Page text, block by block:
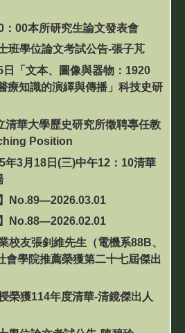
：00本所研究生論文發表會
班學位論文考試公告-張子芃
「文本、圖像與器物：1920
療知識的演繹與傳播」科技史研
清華大學歷史研究所徵聘專任教
Position
年3月18日(三)中午12：10清華
No.89—2026.03.01
No.88—2026.02.01
校友張釗維先生（電機系88B、
會學院推薦榮獲第二十七屆傑出
榮獲114年度清華-清鏡傑出人